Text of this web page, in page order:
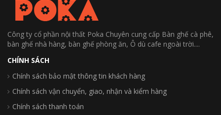
Công ty cổ phần nội thất Poka Chuyên cung cấp Bàn ghế cà phê,
bàn ghế nhà hàng, bàn ghế phòng ăn, Ô dù cafe ngoài trời....
CHÍNH SÁCH
Chính sách bảo mật thông tin khách hàng
Chính sách vận chuyển, giao, nhận và kiểm hàng
Chính sách thanh toán